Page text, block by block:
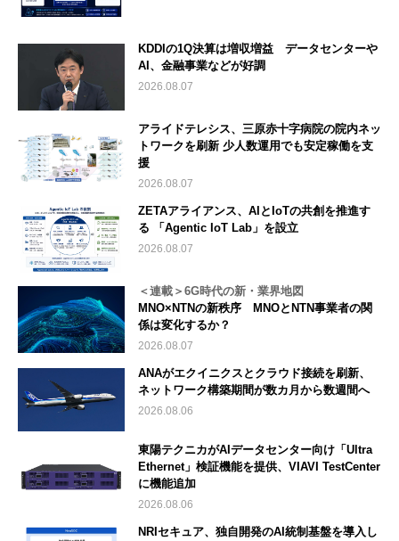
KDDIの1Q決算は増収増益 データセンターや
AI、金融事業などが好調
2026.08.07
アライドテレシス、三原赤十字病院の院内ネッ
トワークを刷新 少人数運用でも安定稼働を支
援
2026.08.07
ZETAアライアンス、AIとIoTの共創を推進す
る 「Agentic IoT Lab」を設立
2026.08.07
＜連載＞6G時代の新・業界地図
MNO×NTNの新秩序 MNOとNTN事業者の関
係は変化するか？
2026.08.07
ANAがエクイニクスとクラウド接続を刷新、
ネットワーク構築期間が数カ月から数週間へ
2026.08.06
東陽テクニカがAIデータセンター向け「Ultra
Ethernet」検証機能を提供、VIAVI TestCenter
に機能追加
2026.08.06
NRIセキュア、独自開発のAI統制基盤を導入し